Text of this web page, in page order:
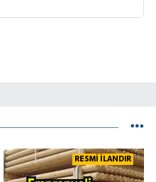
RESMİ İLANDIR